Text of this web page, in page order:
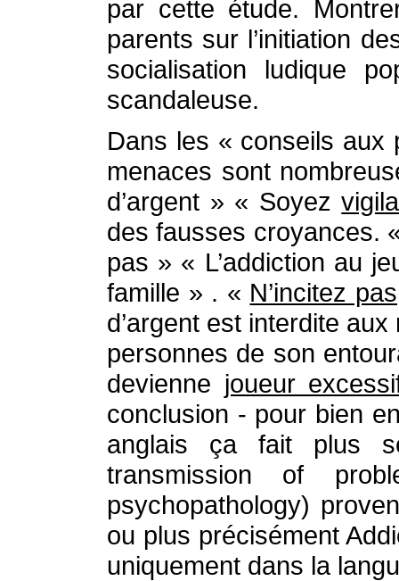
par cette étude.
parents sur l’initiation
socialisation ludique
scandaleuse.
Dans les « conseils aux
menaces sont
d’argent » « Soyez
des fausses croyances.
pas » « L’addiction au
famille » . « N’incitez pas
d’argent est interdite
personnes de son
devienne joueur
conclusion - pour bien
anglais ça fait plus
transmission of
psychopathology)
ou plus précisément
uniquement dans la